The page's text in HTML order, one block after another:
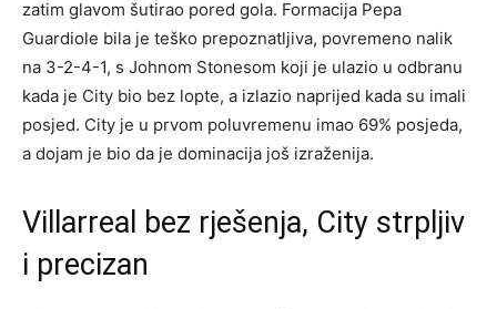
zatim glavom šutirao pored gola. Formacija Pepa
Guardiole bila je teško prepoznatljiva, povremeno nalik
na 3-2-4-1, s Johnom Stonesom koji je ulazio u odbranu
kada je City bio bez lopte, a izlazio naprijed kada su imali
posjed. City je u prvom poluvremenu imao 69% posjeda,
a dojam je bio da je dominacija još izraženija.
Villarreal bez rješenja, City strpljiv
i precizan